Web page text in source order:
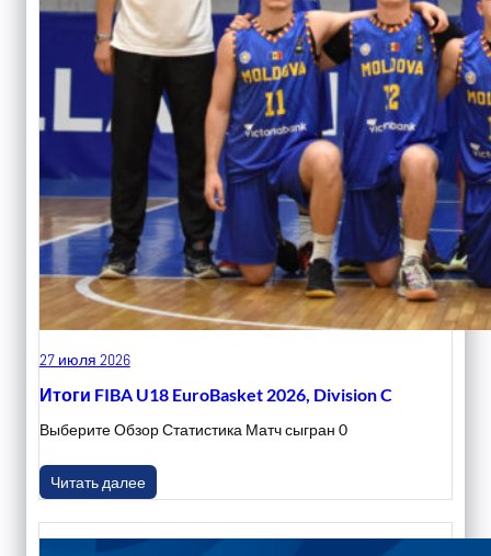
27 июля 2026
Итоги FIBA U18 EuroBasket 2026, Division C
Выберите Обзор Статистика Матч сыгран 0
Читать далее